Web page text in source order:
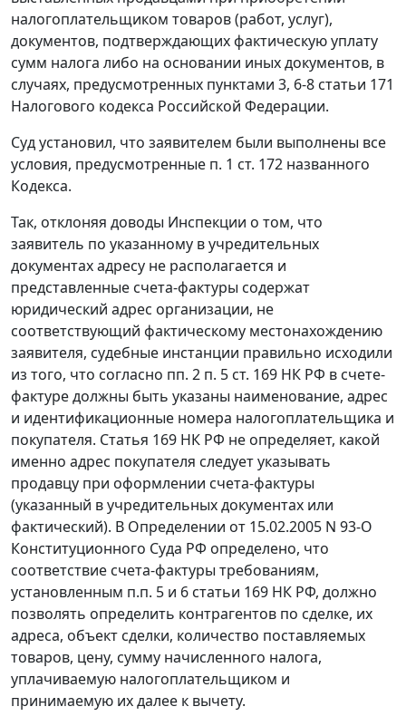
налогоплательщиком товаров (работ, услуг),
документов, подтверждающих фактическую уплату
сумм налога либо на основании иных документов, в
случаях, предусмотренных пунктами 3, 6-8 статьи 171
Налогового кодекса Российской Федерации.
Суд установил, что заявителем были выполнены все
условия, предусмотренные п. 1 ст. 172 названного
Кодекса.
Так, отклоняя доводы Инспекции о том, что
заявитель по указанному в учредительных
документах адресу не располагается и
представленные счета-фактуры содержат
юридический адрес организации, не
соответствующий фактическому местонахождению
заявителя, судебные инстанции правильно исходили
из того, что согласно пп. 2 п. 5 ст. 169 НК РФ в счете-
фактуре должны быть указаны наименование, адрес
и идентификационные номера налогоплательщика и
покупателя. Статья 169 НК РФ не определяет, какой
именно адрес покупателя следует указывать
продавцу при оформлении счета-фактуры
(указанный в учредительных документах или
фактический). В Определении от 15.02.2005 N 93-О
Конституционного Суда РФ определено, что
соответствие счета-фактуры требованиям,
установленным п.п. 5 и 6 статьи 169 НК РФ, должно
позволять определить контрагентов по сделке, их
адреса, объект сделки, количество поставляемых
товаров, цену, сумму начисленного налога,
уплачиваемую налогоплательщиком и
принимаемую их далее к вычету.